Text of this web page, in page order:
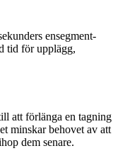
ensegment-
tid för upplägg,
att förlänga en tagning
minskar behovet av att
dem senare.